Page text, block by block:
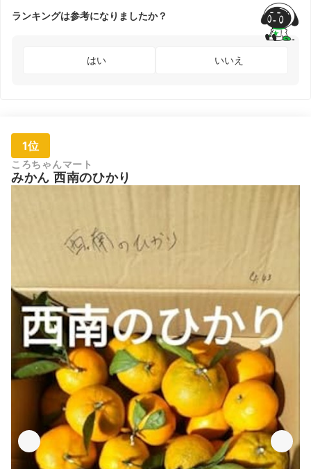
ランキングは参考になりましたか？
はい いいえ
1位
ころちゃんマート
みかん 西南のひかり